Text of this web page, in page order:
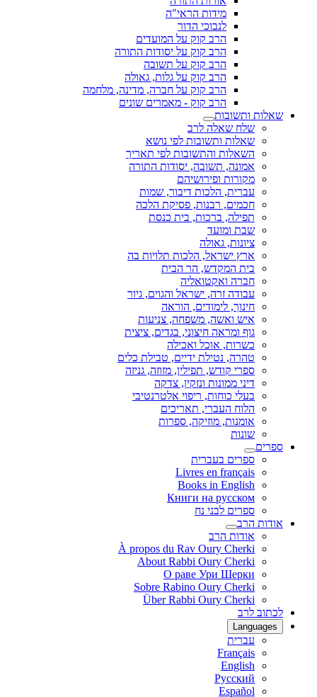
מידות הראי"ה
לנבוכי הדור
הרב קוק על המועדים
הרב קוק על יסודות התורה
הרב קוק על תשובה
הרב קוק על גלות, גאולה
הרב קוק על חברה, מדינה, מלחמה
הרב קוק - מאמרים שונים
שאלות ותשובות
שלח שאלה לרב
שאלות ותשובות לפי נושא
השאלות והתשובות לפי תאריך
אמונה, תשובה, יסודות התורה
מקורות ופירושיהם
עברית, הלכות דיבור, שמות
חכמים, רבנות, פסיקת הלכה
תפילה, ברכות, בית כנסת
שבת ומועד
ציונות, גאולה
ארץ ישראל, הלכות תלויות בה
בית המקדש, הר הבית
חברה ואקטואליה
עבודה זרה, ישראל והגוים, גיור
חינוך, לימודים, הוראה
איש ואשה, משפחה, צניעות
גוף ומראה חיצוני, בגדים, ציצית
כשרות, אוכל ואכילה
טהרה, נטילת ידיים, טבילת כלים
ספרי קודש, תפילין, מזוזה, גניזה
דיני ממונות ונזקין, צדקה
בעלי כוחות, ריפוי אלטרנטיבי
הלוח העברי, תאריכים
אומנות, מוזיקה, ספרות
שונות
ספרים
ספרים בעברית
Livres en français
Books in English
Книги на русском
ספרים לבני נח
אודות הרב
אודות הרב
À propos du Rav Oury Cherki
About Rabbi Oury Cherki
О раве Ури Шерки
Sobre Rabino Oury Cherki
Über Rabbi Oury Cherki
לכתוב לרב
Languages
עברית
Français
English
Русский
Español